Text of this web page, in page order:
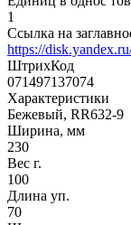
1
Ссылка на
https://
ШтрихКод
071497137074
Характеристики
Бежевый, RR632-9
Ширина, мм
230
Вес г.
100
Длина уп.
70